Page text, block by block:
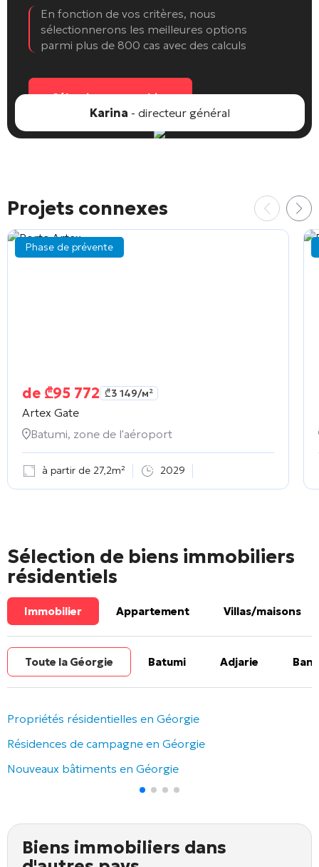
En fonction de vos critères, nous
sélectionnerons les meilleures options
parmi plus de 800 cas avec des calculs
Sélectionnez un objet
Karina - directeur général
Projets connexes
Phase de prévente
de ₾95 772 ₾3 149/м²
Artex Gate
Batumi, zone de l'aéroport
à partir de 27,2m² 2029
Sélection de biens immobiliers
résidentiels
Immobilier Appartement Villas/maisons
Toute la Géorgie Batumi Adjarie
Propriétés résidentielles en Géorgie
Résidences de campagne en Géorgie
Nouveaux bâtiments en Géorgie
Biens immobiliers dans